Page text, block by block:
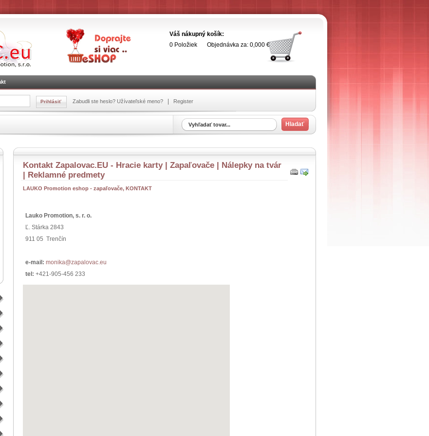
Váš nákupný košík:
0 Položiek
Objednávka za: 0,000 €
Zabudli ste heslo? Užívateľské meno? Register
Kontakt Zapalovac.EU - Hracie karty | Zapaľovače | Nálepky na tvár
| Reklamné predmety
LAUKO Promotion eshop - zapaľovače, KONTAKT
Lauko Promotion, s. r. o.
Ľ. Stárka 2843
911 05 Trenčín
e-mail: monika@zapalovac.eu
tel: +421-905-456 233